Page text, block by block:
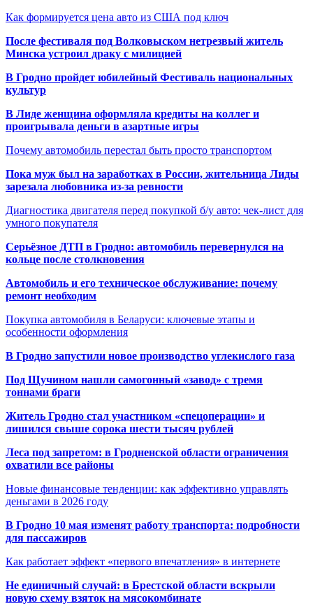
Как формируется цена авто из США под ключ
После фестиваля под Волковыском нетрезвый житель
Минска устроил драку с милицией
В Гродно пройдет юбилейный Фестиваль национальных
культур
В Лиде женщина оформляла кредиты на коллег и
проигрывала деньги в азартные игры
Почему автомобиль перестал быть просто транспортом
Пока муж был на заработках в России, жительница Лиды
зарезала любовника из-за ревности
Диагностика двигателя перед покупкой б/у авто: чек-лист для
умного покупателя
Серьёзное ДТП в Гродно: автомобиль перевернулся на
кольце после столкновения
Автомобиль и его техническое обслуживание: почему
ремонт необходим
Покупка автомобиля в Беларуси: ключевые этапы и
особенности оформления
В Гродно запустили новое производство углекислого газа
Под Щучином нашли самогонный «завод» с тремя
тоннами браги
Житель Гродно стал участником «спецоперации» и
лишился свыше сорока шести тысяч рублей
Леса под запретом: в Гродненской области ограничения
охватили все районы
Новые финансовые тенденции: как эффективно управлять
деньгами в 2026 году
В Гродно 10 мая изменят работу транспорта: подробности
для пассажиров
Как работает эффект «первого впечатления» в интернете
Не единичный случай: в Брестской области вскрыли
новую схему взяток на мясокомбинате